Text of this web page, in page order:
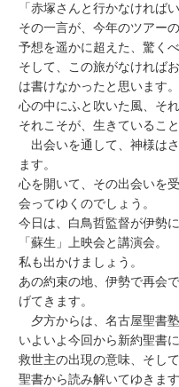
「赤塚さんと行かなければ
その一言が、 今年のツアー
予想を遥かに超えた、驚く
そして、この旅がなければ
は書けなかったと思います。
心の中にふと吹いた風、それ
それこそが、生きているこ
出会いを通して、神様は
ます。
心を開いて、その出会いを
会ってゆくのでしょう。
今日は、白鳥哲監督が伊勢に
「蘇生」上映会と講演会。
私も出かけましょう。
あの約束の地、伊勢で再会
げてきます。
夕方からは、名古屋聖書塾
いよいよ今回から新約聖書に
救世主の出現の意味、そして
聖書から読み解いてゆきます